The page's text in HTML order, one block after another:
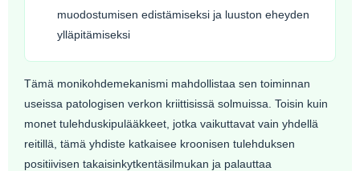
muodostumisen edistämiseksi ja luuston eheyden
ylläpitämiseksi
Tämä monikohdemekanismi mahdollistaa sen toiminnan
useissa patologisen verkon kriittisissä solmuissa. Toisin kuin
monet tulehduskipulääkkeet, jotka vaikuttavat vain yhdellä
reitillä, tämä yhdiste katkaisee kroonisen tulehduksen
positiivisen takaisinkytkentäsilmukan ja palauttaa